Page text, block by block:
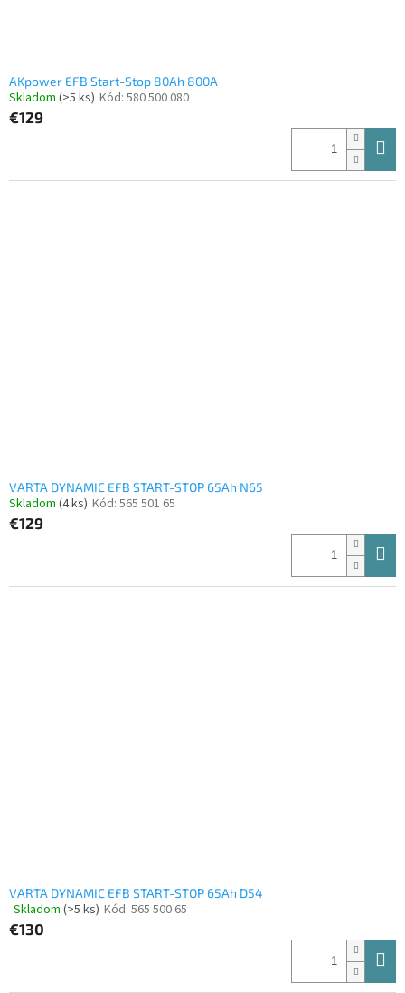
AKpower EFB Start-Stop 80Ah 800A
Skladom (>5 ks) Kód: 580 500 080
€129
VARTA DYNAMIC EFB START-STOP 65Ah N65
Skladom (4 ks) Kód: 565 501 65
€129
VARTA DYNAMIC EFB START-STOP 65Ah D54
Priemerné
hodnotenie
Skladom (>5 ks) Kód: 565 500 65
€130